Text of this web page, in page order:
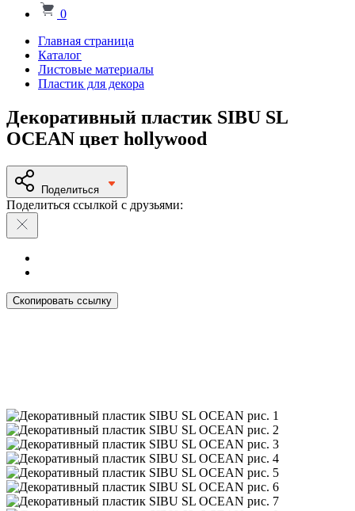
0
Главная страница
Каталог
Листовые материалы
Пластик для декора
Декоративный пластик SIBU SL
OCEAN цвет hollywood
Поделиться
Поделиться ссылкой с друзьями:
Скопировать ссылку